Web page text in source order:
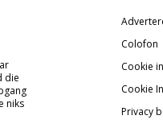
die
niks
Colofon
Cookie
Cookie
Privacy